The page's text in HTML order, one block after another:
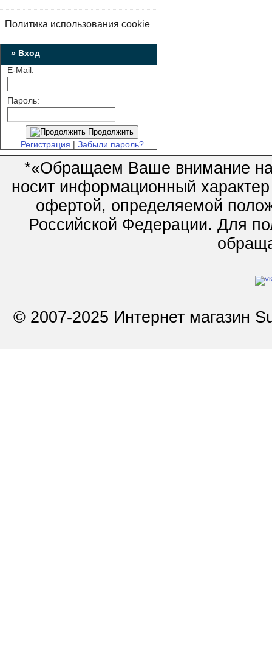
Политика использования cookie
» Вход
E-Mail:
Пароль:
Продолжить
Регистрация | Забыли пароль?
*«Обращаем Ваше внимание на
носит информационный
офертой, определяемой
Российской Федерации. Для
© 2007-2025 Интернет магазин